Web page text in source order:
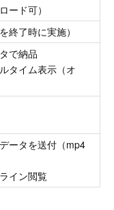
ード可）
終了時に実施）
で納品
タイム表示（オ
ータを送付（mp4
イン閲覧